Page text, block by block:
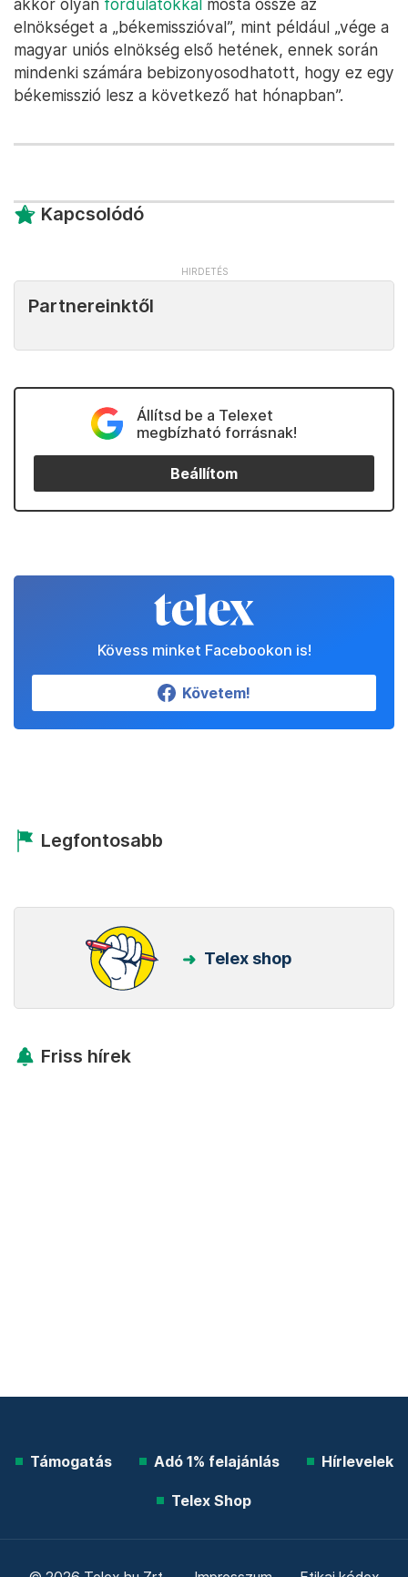
akkor olyan fordulatokkal mosta össze az
elnökséget a „békemisszióval”, mint például „vége a
magyar uniós elnökség első hetének, ennek során
mindenki számára bebizonyosodhatott, hogy ez egy
békemisszió lesz a következő hat hónapban”.
Kapcsolódó
Partnereinktől
Állítsd be a Telexet
megbízható forrásnak!
Beállítom
Kövess minket Facebookon is!
Követem!
Legfontosabb
Telex shop
Friss hírek
Támogatás Adó 1% felajánlás Hírlevelek
Telex Shop